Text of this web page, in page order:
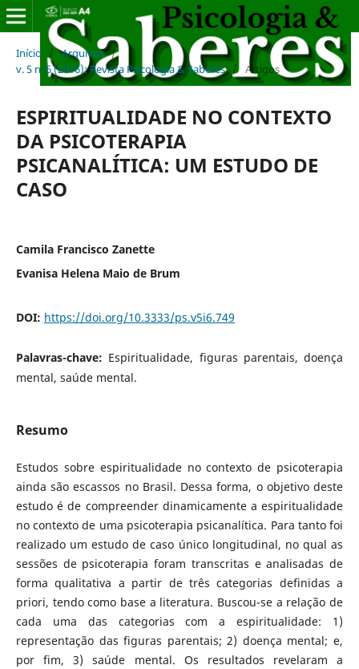
Início / Arquivos /
v. 5 n. 6 (2016): Revista Psicologia & Saberes / Artigos
ESPIRITUALIDADE NO CONTEXTO
DA PSICOTERAPIA
PSICANALÍTICA: UM ESTUDO DE
CASO
Camila Francisco Zanette
Evanisa Helena Maio de Brum
DOI: https://doi.org/10.3333/ps.v5i6.749
Palavras-chave: Espiritualidade, figuras parentais, doença
mental, saúde mental.
Resumo
Estudos sobre espiritualidade no contexto de psicoterapia
ainda são escassos no Brasil. Dessa forma, o objetivo deste
estudo é de compreender dinamicamente a espiritualidade
no contexto de uma psicoterapia psicanalítica. Para tanto foi
realizado um estudo de caso único longitudinal, no qual as
sessões de psicoterapia foram transcritas e analisadas de
forma qualitativa a partir de três categorias definidas a
priori, tendo como base a literatura. Buscou-se a relação de
cada uma das categorias com a espiritualidade: 1)
representação das figuras parentais; 2) doença mental; e,
por fim, 3) saúde mental. Os resultados revelaram a